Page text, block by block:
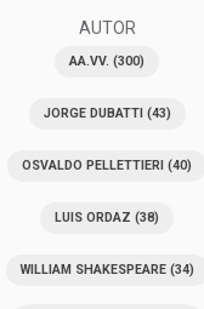
AUTOR
AA.VV. (300)
JORGE DUBATTI(43)
OSVALDO PELLETTIERI (40)
LUIS ORDAZ (38)
WILLIAM SHAKESPEARE(34)